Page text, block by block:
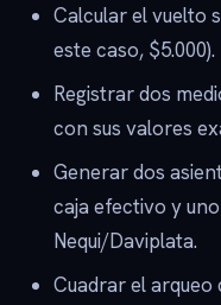
Calcular el vuelto
este caso, $5.000).
Registrar dos
con sus valores
Generar dos
caja efectivo y
Nequi/Daviplata.
Cuadrar el